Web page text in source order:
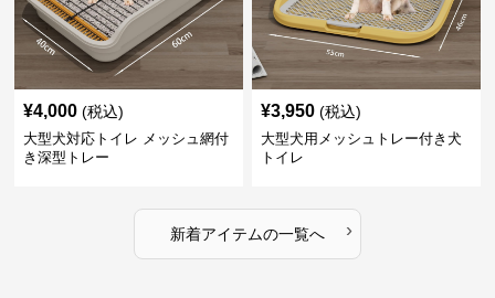
¥4,000 (税込)
大型犬対応トイレ メッシュ網付
き深型トレー
¥3,950 (税込)
大型犬用メッシュトレー付き犬
トイレ
新着アイテムの一覧へ ›